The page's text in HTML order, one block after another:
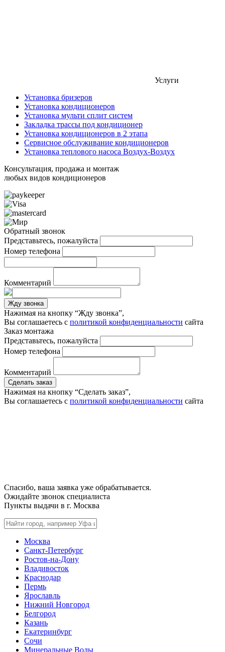
Услуги
Установка бризеров
Установка кондиционеров
Установка мульти сплит систем
Закладка трассы под кондиционер
Установка кондиционеров в 2 этапа
Сервисное обслуживание кондиционеров
Установка теплового насоса Воздух-Воздух
Консультация, продажа и монтаж
любых видов кондиционеров
Обратный звонок
Представьтесь, пожалуйста
Номер телефона
Комментарий
Жду звонка
Нажимая на кнопку “Жду звонка”,
Вы соглашаетесь с политикой конфиденциальности сайта
Заказ монтажа
Представьтесь, пожалуйста
Номер телефона
Комментарий
Сделать заказ
Нажимая на кнопку “Сделать заказ”,
Вы соглашаетесь с политикой конфиденциальности сайта
Спасибо, ваша заявка уже обрабатывается.
Ожидайте звонок специалиста
Пункты выдачи в г. Москва
Москва
Санкт-Петербург
Ростов-на-Дону
Владивосток
Краснодар
Пермь
Ярославль
Нижний Новгород
Белгород
Казань
Екатеринбург
Сочи
Минеральные Воды